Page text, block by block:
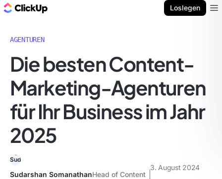
Loslegen
AGENTUREN
Die besten Content-
Marketing-Agenturen
für Ihr Business im Jahr
2025
Sudarshan SomanathanHead of Content
3. August 2024